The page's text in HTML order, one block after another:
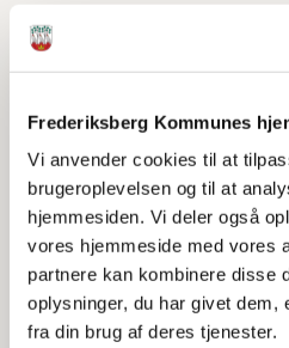
Frederiksberg Kommunes
Vi anvender cookies til at
brugeroplevelsen og til at
hjemmesiden. Vi deler også
vores hjemmeside med vores
partnere kan kombinere disse
oplysninger, du har givet dem,
fra din brug af deres tjenester.
Kommune
Ansøgning om skoleskift til
skoleår
Prioritering når der er
Find din distriktsskole